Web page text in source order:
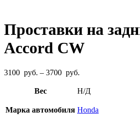
Проставки на
Accord CW
3100 руб. – 3700 руб.
3100
–
Вес Н/Д
Марка автомобиля Honda